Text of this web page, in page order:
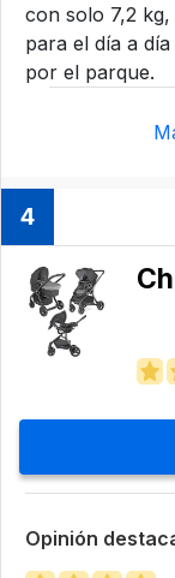
con solo 7,2
para el día a
por el parque.
4
Opinión